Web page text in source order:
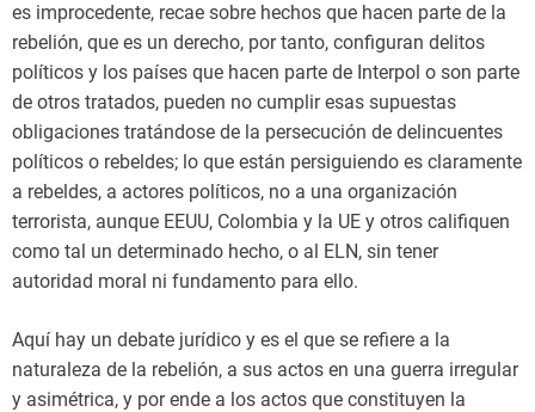
es improcedente, recae sobre hechos que hacen parte de la
rebelión, que es un derecho, por tanto, configuran delitos
políticos y los países que hacen parte de Interpol o son parte
de otros tratados, pueden no cumplir esas supuestas
obligaciones tratándose de la persecución de delincuentes
políticos o rebeldes; lo que están persiguiendo es claramente
a rebeldes, a actores políticos, no a una organización
terrorista, aunque EEUU, Colombia y la UE y otros califiquen
como tal un determinado hecho, o al ELN, sin tener
autoridad moral ni fundamento para ello.
Aquí hay un debate jurídico y es el que se refiere a la
naturaleza de la rebelión, a sus actos en una guerra irregular
y asimétrica, y por ende a los actos que constituyen la